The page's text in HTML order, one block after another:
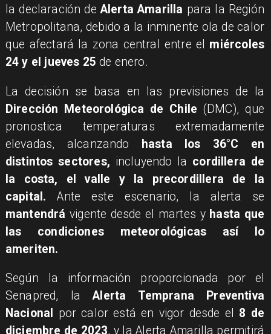
la declaración deAlerta Amarilla para la Región
Metropolitana, debido a la inminente ola de calor
que afectará la zona central entre el miércoles
24 y el jueves 25 de enero.
​La decisión se basa en las previsiones de la
Dirección Meteorológica de Chile (DMC), que
pronostica temperaturas extremadamente
elevadas, alcanzando
hasta los 36°C en
distintos sectores, incluyendo la cordillera de
la costa, el valle y la precordillera de la
capital.Ante este escenario, la alerta se
mantendrá vigente desde el martes y hasta que
las condiciones meteorológicas así lo
ameriten.
​Según la información proporcionada por el
Senapred, laAlerta Temprana Preventiva
Nacional por calor está en vigor desde el
8 de
diciembre de 2023, y la Alerta Amarilla permitirá